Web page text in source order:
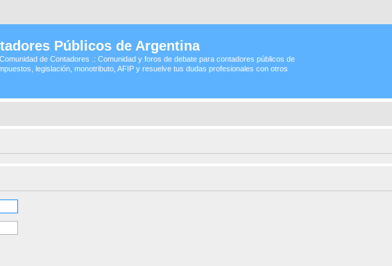
Públicos de Argentina
de Contadores .: Comunidad y foros de debate para contadores públicos de
legislación, monotributo, AFIP y resuelve tus dudas profesionales con otros